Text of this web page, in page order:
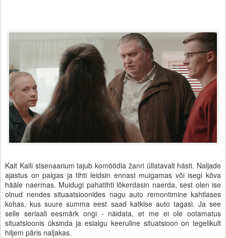
Kait Kalli stsenaarium tajub komöödia žanri üllatavalt hästi. Naljade
ajastus on paigas ja tihti leidsin ennast muigamas või isegi kõva
hääle naermas. Muidugi pahatihti lõkerdasin naerda, sest olen ise
olnud nendes situaatsioonides nagu auto remontimine kahtlases
kohas, kus suure summa eest saad katkise auto tagasi. Ja see
selle seriaali eesmärk ongi - näidata, et me ei ole ootamatus
situatsioonis üksinda ja esialgu keeruline situatsioon on tegelikult
hiljem päris naljakas.